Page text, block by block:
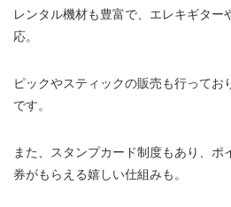
レンタル機材も豊富で、エレキギター
応。
ピックやスティックの販売も行ってお
です。
また、スタンプカード制度もあり、ポ
券がもらえる嬉しい仕組みも。